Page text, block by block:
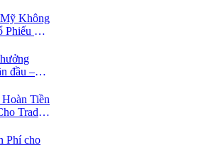
Không
Mỹ
phiếu
đầu –
Tiền
Trader
Phí cho